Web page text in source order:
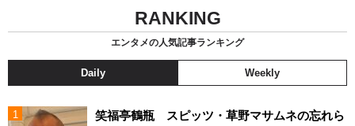
RANKING
エンタメの人気記事ランキング
Daily Weekly
笑福亭鶴瓶 スピッツ・草野マサムネの忘れら